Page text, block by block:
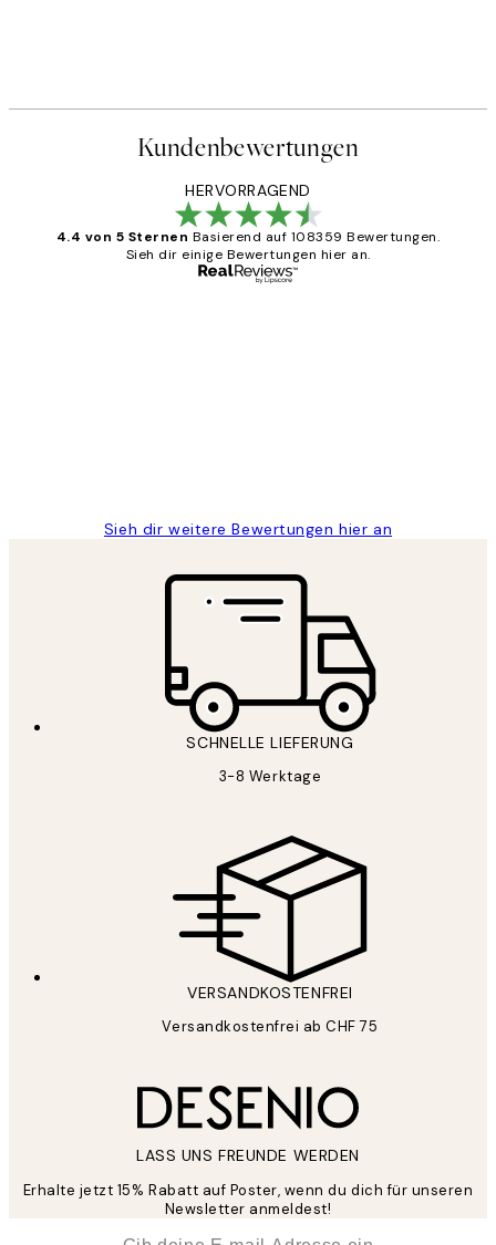
Kundenbewertungen
HERVORRAGEND
4.4 von 5 Sternen Basierend auf 108359 Bewertungen.
Sieh dir einige Bewertungen hier an.
Sieh dir weitere Bewertungen hier an
SCHNELLE LIEFERUNG
3-8 Werktage
VERSANDKOSTENFREI
Versandkostenfrei ab CHF 75
LASS UNS FREUNDE WERDEN
Erhalte jetzt 15% Rabatt auf Poster, wenn du dich für unseren
Newsletter anmeldest!